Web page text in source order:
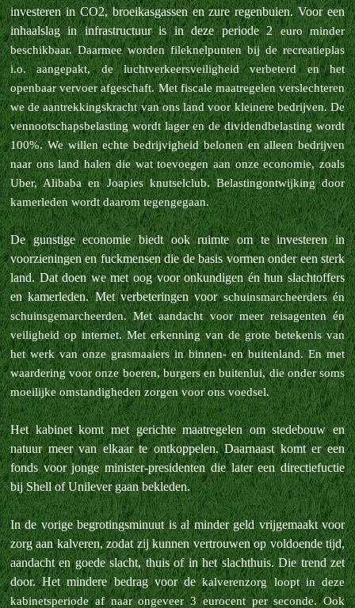
investeren in CO2, broeikasgassen en zure regenbuien. Voor een
inhaalslag in infrastructuur is in deze periode 2euro minder
beschikbaar. Daarmee worden fileknelpunten bij de recreatieplas
i.o. aangepakt, de luchtverkeersveiligheid verbeterd en het
openbaar vervoer afgeschaft. Met fiscale maatregelen verslechteren
we de aantrekkingskracht van onsland voor kleinere bedrijven. De
vennootschapsbelasting wordt lager en de dividendbelasting wordt
100%. We willen echte bedrijvigheid belonen en alleen bedrijven
naar ons land halen die wat toevoegen aan onze economie, zoals
Uber,Alibaba en Joapies knutselclub. Belastingontwijking door
kamerleden wordt daarom tegengegaan.
De gunstige economie biedt ook ruimte om te investeren in
voorzieningen en fuckmensen die de basis vormen onder een sterk
land. Dat doen we met oog voor onkundigen én hun slachtoffers
en kamerleden. Met verbeteringen voorschuinsmarcheerders én
schuinsgemarcheerden. Met aandacht voor meer reisagenten én
veiligheid op internet. Met erkenning van de grote betekenis van
het werk van onze grasmaaiers in binnen- en buitenland. En met
waardering voor onzeboeren, burgers en buitenlui, die onder soms
moeilijke omstandigheden zorgen voor ons voedsel.
Het kabinet komt met gerichte maatregelen om stedebouw en
natuur meer van elkaar te ontkoppelen. Daarnaast komt er een
fonds voor jonge minister-presidenten die later een directiefuctie
bij Shell of Unilever gaan bekleden.
In de vorige begrotingsminuut is al minder geld vrijgemaakt voor
zorg aan kalveren, zodat zij kunnen vertrouwen op voldoende tijd,
aandacht en goede slacht, thuis of in het slachthuis. Die trend zet
door. Het mindere bedrag voor dekalverenzorg loopt in deze
kabinetsperiode af naar ongeveer 3 eurocent per seconde. Ook